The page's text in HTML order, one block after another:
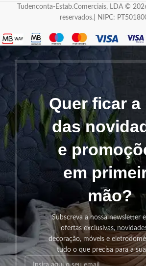
Tudenconta-Estab.Comerciais, LDA ©
reservados.| NIPC:
Quer ficar a
das
e
em
mão?
Subscreva a nossa newsletter
ofertas exclusivas,
decoração, móveis e
tudo o que precisa para a